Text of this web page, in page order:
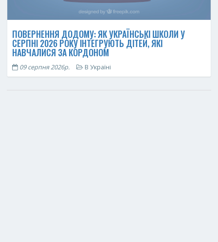
ПОВЕРНЕННЯ ДОДОМУ: ЯК УКРАЇНСЬКІ ШКОЛИ У
СЕРПНІ 2026 РОКУ ІНТЕГРУЮТЬ ДІТЕЙ, ЯКІ
НАВЧАЛИСЯ ЗА КОРДОНОМ
09 серпня 2026р. В Україні